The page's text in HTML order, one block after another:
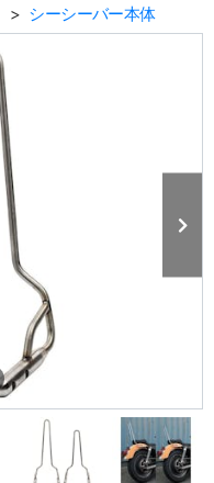
シーシーバー本体